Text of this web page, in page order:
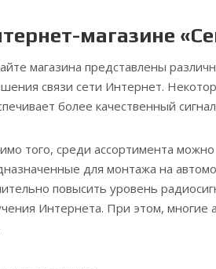
магазине
магазина представлены
связи сети Интернет.
более качественный
того, среди ассортимента
для монтажа на
повысить уровень
Интернета. При этом, многие